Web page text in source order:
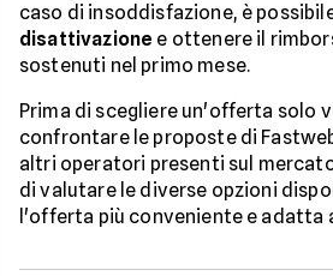
caso di insoddisfazione, è
disattivazione e ottenere il
sostenuti nel primo mese.
Prima di scegliere un'offerta solo
confrontare le proposte di
altri operatori presenti sul
di valutare le diverse opzioni
l'offerta più conveniente e adatta